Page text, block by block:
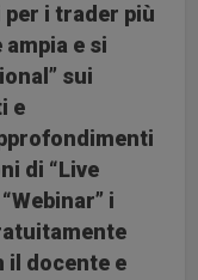
per i trader più
e si
” sui
e
di “Live
Webinar” i
il docente e